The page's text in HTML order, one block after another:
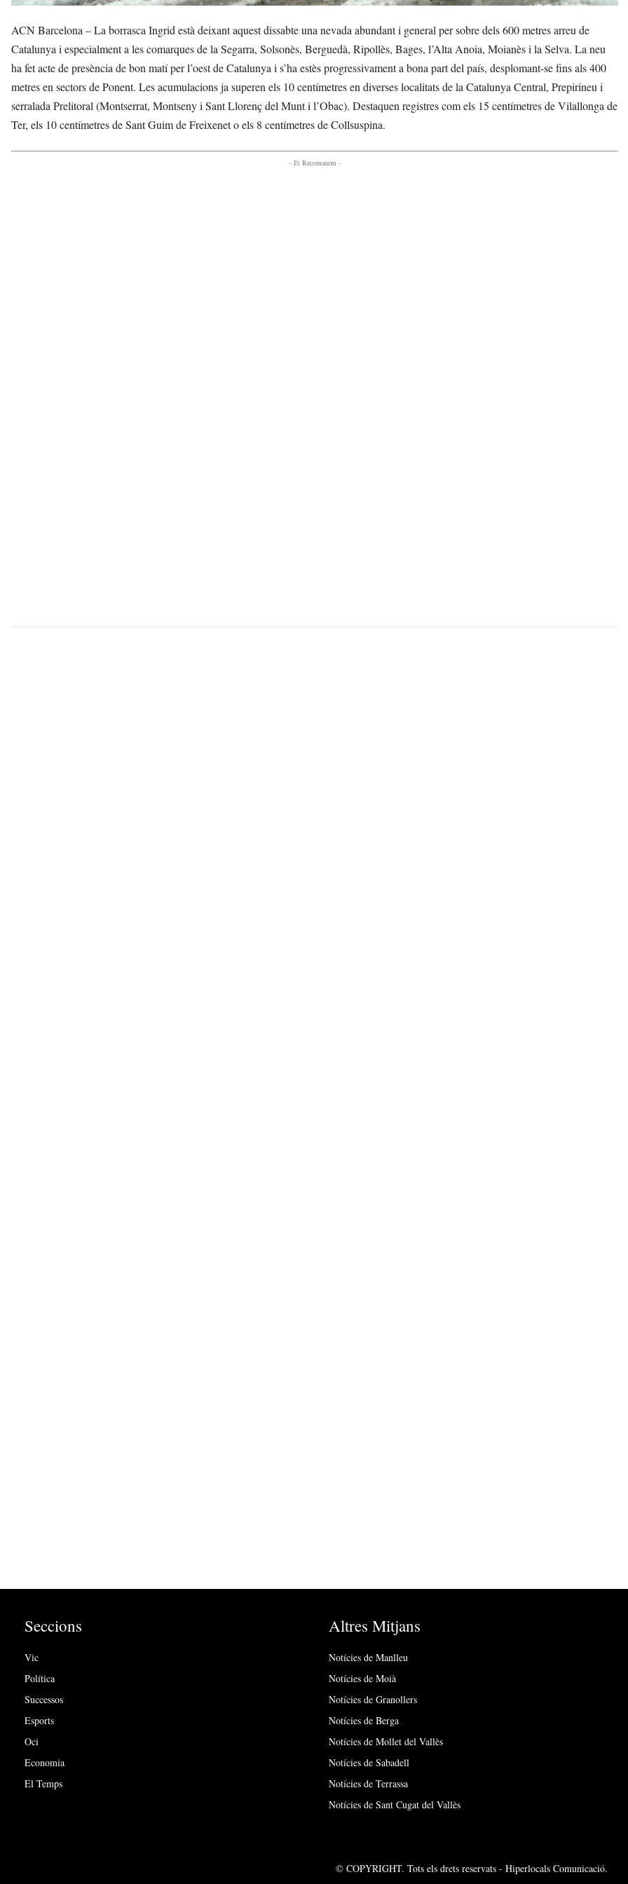
ACN Barcelona – La borrasca Ingrid està deixant aquest dissabte una nevada abundant i general per sobre dels 600 metres arreu de
Catalunya i especialment a les comarques de la Segarra, Solsonès, Berguedà, Ripollès, Bages, l’Alta Anoia, Moianès i la Selva. La neu
ha fet acte de presència de bon matí per l’oest de Catalunya i s’ha estès progressivament a bona part del país, desplomant-se fins als 400
metres en sectors de Ponent. Les acumulacions ja superen els 10 centímetres en diverses localitats de la Catalunya Central, Prepirineu i
serralada Prelitoral (Montserrat, Montseny i Sant Llorenç del Munt i l’Obac). Destaquen registres com els 15 centímetres de Vilallonga de
Ter, els 10 centímetres de Sant Guim de Freixenet o els 8 centímetres de Collsuspina.
- Et Recomanem -
Seccions
Vic
Política
Successos
Esports
Oci
Economia
El Temps
Altres Mitjans
Notícies de Manlleu
Notícies de Moià
Notícies de Granollers
Notícies de Berga
Notícies de Mollet del Vallès
Notícies de Sabadell
Notícies de Terrassa
Notícies de Sant Cugat del Vallès
© COPYRIGHT. Tots els drets reservats - Hiperlocals Comunicació.